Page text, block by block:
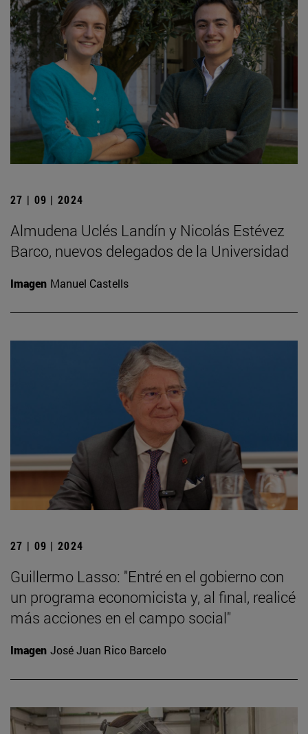
27 | 09 | 2024
Almudena Uclés Landín y Nicolás Estévez
Barco, nuevos delegados de la Universidad
Imagen Manuel Castells
27 | 09 | 2024
Guillermo Lasso: "Entré en el gobierno con
un programa economicista y, al final, realicé
más acciones en el campo social"
Imagen José Juan Rico Barcelo